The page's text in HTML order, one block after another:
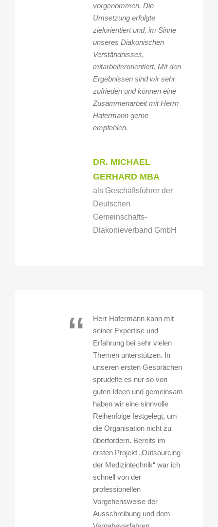
vorgenommen. Die
Umsetzung erfolgte
zielorientiert und, im Sinne
unseres Diakonischen
Verständnisses,
mitarbeiterorientiert. Mit den
Ergebnissen sind wir sehr
zufrieden und können eine
Zusammenarbeit mit Herrn
Hafermann gerne
empfehlen.
DR. MICHAEL
GERHARD MBA
als Geschäftsführer der
Deutschen
Gemeinschafts-
Diakonieverband GmbH
“
Herr Hafermann kann mit
seiner Expertise und
Erfahrung bei sehr vielen
Themen unterstützen. In
unseren ersten Gesprächen
sprudelte es nur so von
guten Ideen und gemeinsam
haben wir eine sinnvolle
Reihenfolge festgelegt, um
die Organisation nicht zu
überfordern. Bereits im
ersten Projekt „Outsourcing
der Medizintechnik“ war ich
schnell von der
professionellen
Vorgehensweise der
Ausschreibung und dem